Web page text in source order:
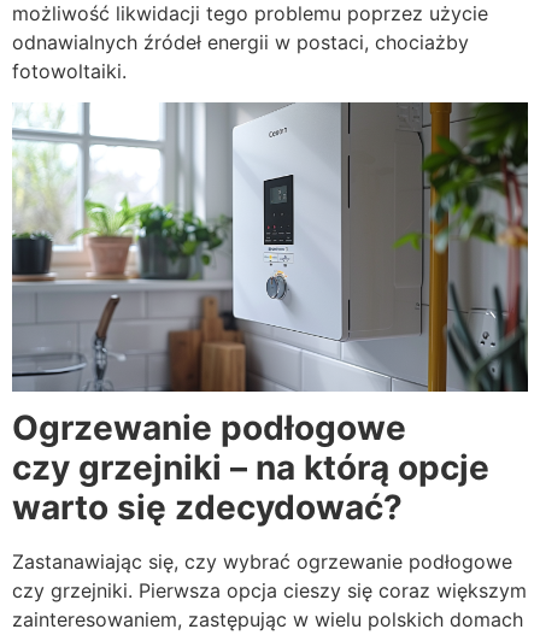
możliwość likwidacji tego problemu poprzez użycie
odnawialnych źródeł energii w postaci, chociażby
fotowoltaiki.
Ogrzewanie podłogowe
czy grzejniki – na którą opcje
warto się zdecydować?
Zastanawiając się, czy wybrać ogrzewanie podłogowe
czy grzejniki. Pierwsza opcja cieszy się coraz większym
zainteresowaniem, zastępując w wielu polskich domach